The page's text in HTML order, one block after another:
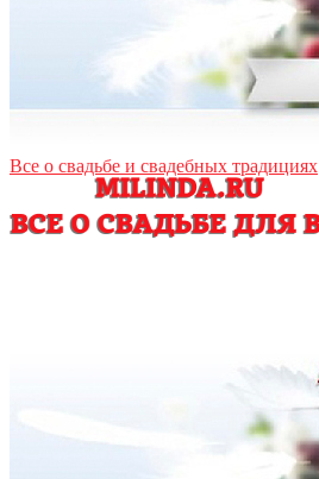
Все о свадьбе и свадебных традициях